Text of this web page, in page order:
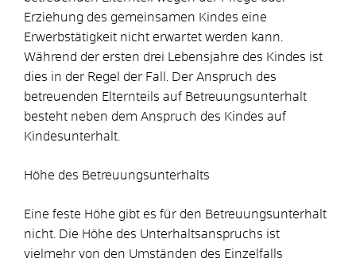
Erziehung des gemeinsamen Kindes eine
Erwerbstätigkeit nicht erwartet werden kann.
Während der ersten drei Lebensjahre des Kindes ist
dies in der Regel der Fall. Der Anspruch des
betreuenden Elternteils auf Betreuungsunterhalt
besteht neben dem Anspruch des Kindes auf
Kindesunterhalt.
Höhe des Betreuungsunterhalts
Eine feste Höhe gibt es für den Betreuungsunterhalt
nicht. Die Höhe des Unterhaltsanspruchs ist
vielmehr von den Umständen des Einzelfalls